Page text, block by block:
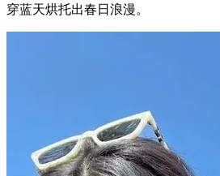
穿蓝天烘托出春日浪漫。